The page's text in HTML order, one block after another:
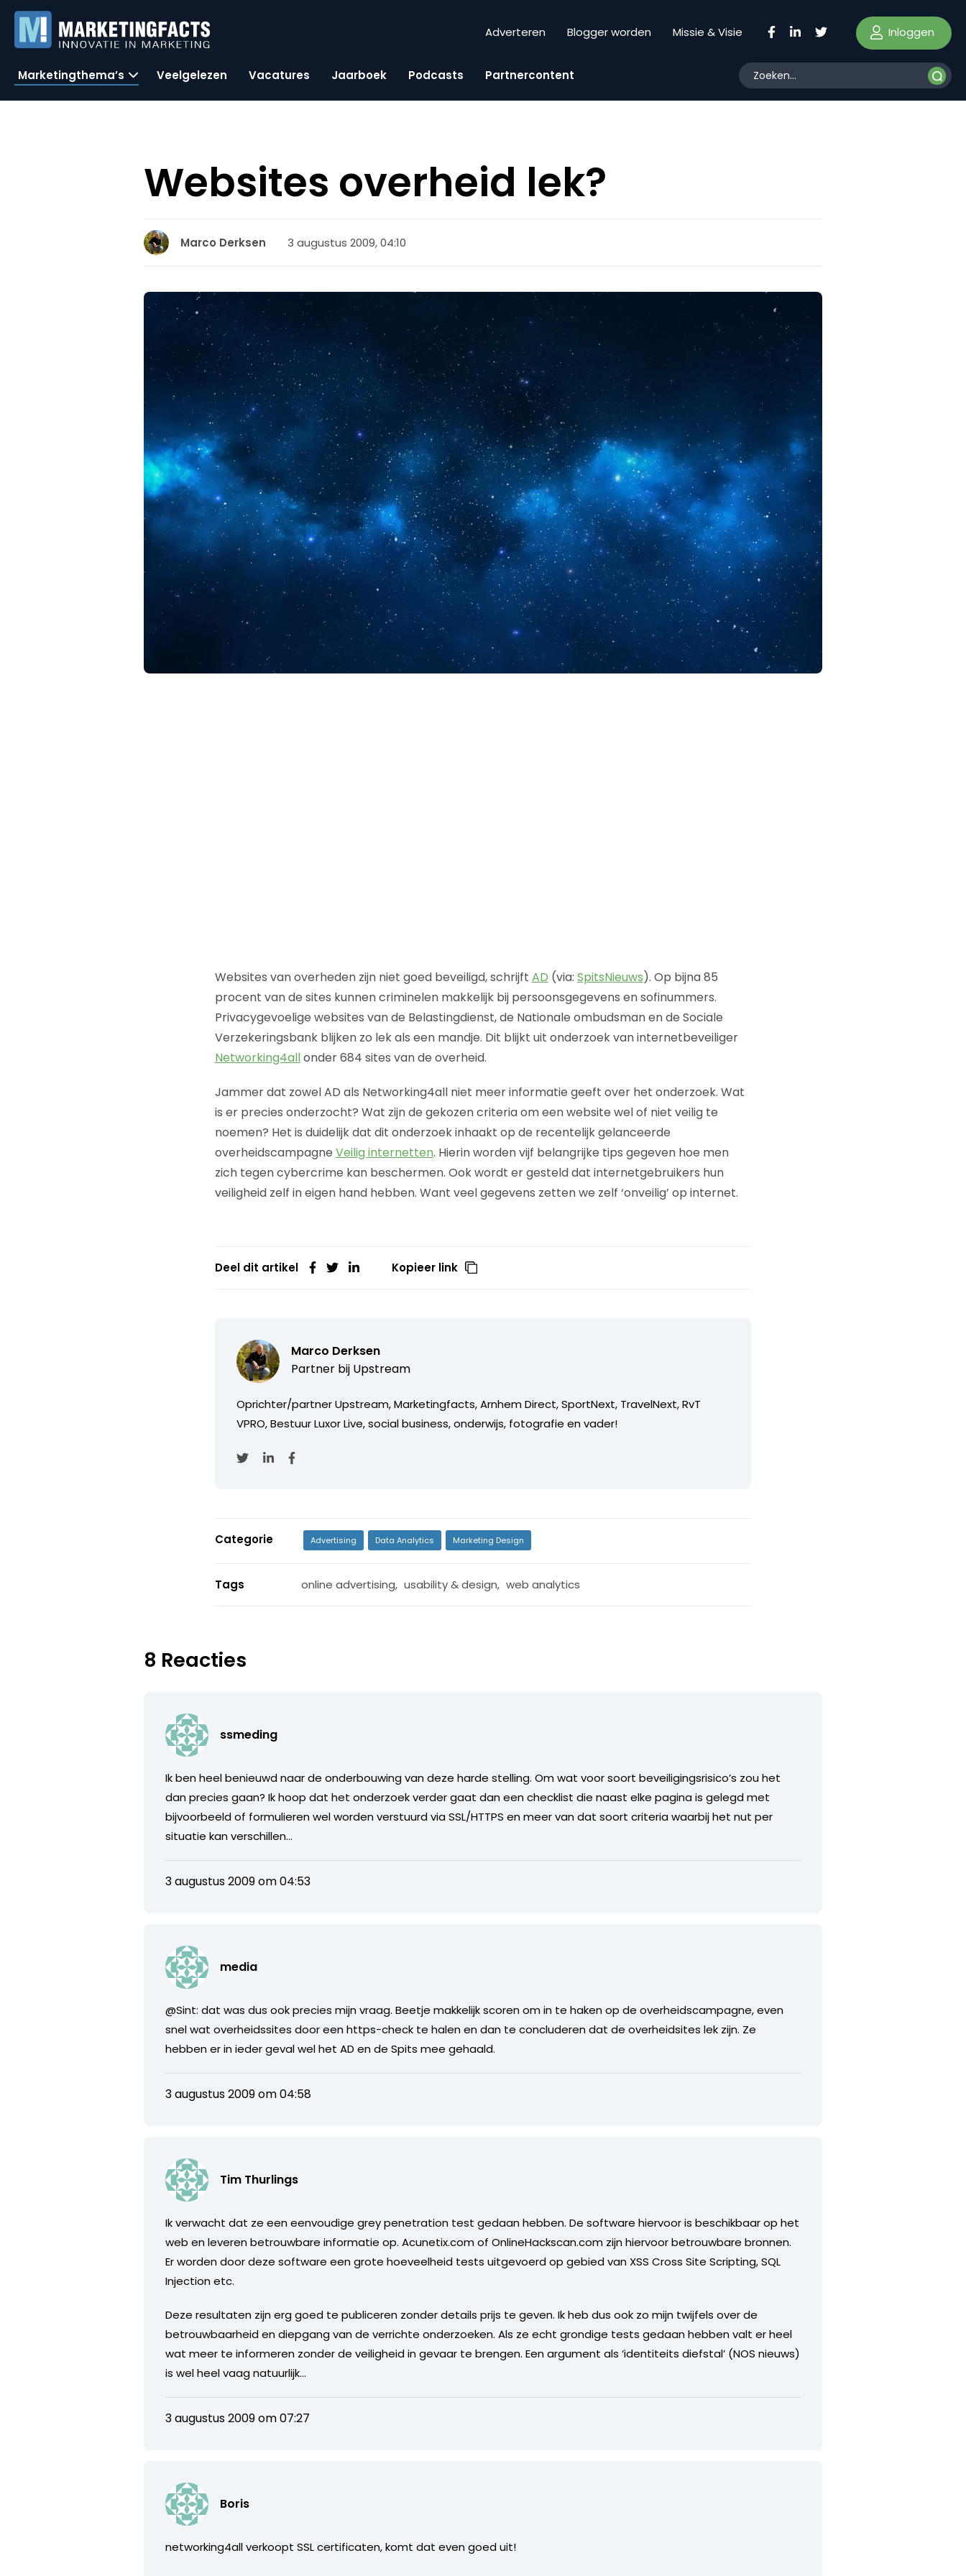
Adverteren Blogger worden Missie & Visie Inloggen
Marketingthema’s Veelgelezen Vacatures Jaarboek Podcasts Partnercontent
Websites overheid lek?
Marco Derksen 3 augustus 2009, 04:10
Websites van overheden zijn niet goed beveiligd, schrijft AD (via: SpitsNieuws). Op bijna 85
procent van de sites kunnen criminelen makkelijk bij persoonsgegevens en sofinummers.
Privacygevoelige websites van de Belastingdienst, de Nationale ombudsman en de Sociale
Verzekeringsbank blijken zo lek als een mandje. Dit blijkt uit onderzoek van internetbeveiliger
Networking4allonder 684 sites van de overheid.
Jammer dat zowel AD als Networking4all niet meer informatie geeft over het onderzoek. Wat
is er precies onderzocht? Wat zijn de gekozen criteria om een website wel of niet veilig te
noemen? Het is duidelijk dat dit onderzoek inhaakt op de recentelijk gelanceerde
overheidscampagne Veilig internetten. Hierin worden vijf belangrijke tips gegeven hoe men
zich tegen cybercrime kan beschermen. Ook wordt er gesteld dat internetgebruikers hun
veiligheid zelf in eigen hand hebben. Want veel gegevens zetten we zelf ‘onveilig’ op internet.
Deel dit artikel Kopieer link
Marco Derksen
Partner bij Upstream
Oprichter/partner Upstream, Marketingfacts, Arnhem Direct, SportNext, TravelNext, RvT
VPRO, Bestuur Luxor Live, social business, onderwijs, fotografie en vader!
Categorie Advertising Data Analytics Marketing Design
Tags online advertising, usability & design, web analytics
8 Reacties
ssmeding
Ik ben heel benieuwd naar de onderbouwing van deze harde stelling. Om wat voor soort beveiligingsrisico’s zou het
dan precies gaan? Ik hoop dat het onderzoek verder gaat dan een checklist die naast elke pagina is gelegd met
bijvoorbeeld of formulieren wel worden verstuurd via SSL/HTTPS en meer van dat soort criteria waarbij het nut per
situatie kan verschillen…
3 augustus 2009 om 04:53
media
@Sint: dat was dus ook precies mijn vraag. Beetje makkelijk scoren om in te haken op de overheidscampagne, even
snel wat overheidssites door een https-check te halen en dan te concluderen dat de overheidsites lek zijn. Ze
hebben er in ieder geval wel het AD en de Spits mee gehaald.
3 augustus 2009 om 04:58
Tim Thurlings
Ik verwacht dat ze een eenvoudige grey penetration test gedaan hebben. De software hiervoor is beschikbaar op het
web en leveren betrouwbare informatie op. Acunetix.com of OnlineHackscan.com zijn hiervoor betrouwbare bronnen.
Er worden door deze software een grote hoeveelheid tests uitgevoerd op gebied van XSS Cross Site Scripting, SQL
Injection etc.
Deze resultaten zijn erg goed te publiceren zonder details prijs te geven. Ik heb dus ook zo mijn twijfels over de
betrouwbaarheid en diepgang van de verrichte onderzoeken. Als ze echt grondige tests gedaan hebben valt er heel
wat meer te informeren zonder de veiligheid in gevaar te brengen. Een argument als ‘identiteits diefstal’ (NOS nieuws)
is wel heel vaag natuurlijk…
3 augustus 2009 om 07:27
Boris
networking4all verkoopt SSL certificaten, komt dat even goed uit!